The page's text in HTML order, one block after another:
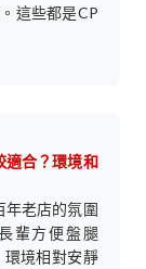
這些都是CP
適合？環境和
年老店的氛圍
輩方便盤腿
境相對安靜